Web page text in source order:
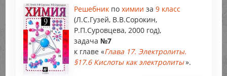
Решебник по химии за 9 класс
(Л.С.Гузей, В.В.Сорокин,
Р.П.Суровцева, 2000 год),
задача №7
к главе «Глава 17. Электролиты.
§17.6 Кислоты как электролиты».